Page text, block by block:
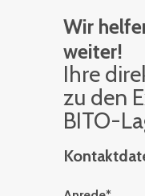
Wir
weiter!
Ihre
zu den
BITO-